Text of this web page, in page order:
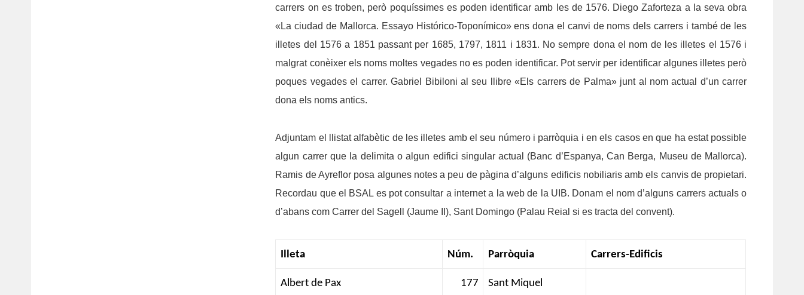
carrers on es troben, però poquíssimes es poden identificar amb les de 1576. Diego Zaforteza a la seva obra
«La ciudad de Mallorca. Essayo Histórico-Toponímico» ens dona el canvi de noms dels carrers i també de les
illetes del 1576 a 1851 passant per 1685, 1797, 1811 i 1831. No sempre dona el nom de les illetes el 1576 i
malgrat conèixer els noms moltes vegades no es poden identificar. Pot servir per identificar algunes illetes però
poques vegades el carrer. Gabriel Bibiloni al seu llibre «Els carrers de Palma» junt al nom actual d’un carrer
dona els noms antics.
Adjuntam el llistat alfabètic de les illetes amb el seu número i parròquia i en els casos en que ha estat possible
algun carrer que la delimita o algun edifici singular actual (Banc d’Espanya, Can Berga, Museu de Mallorca).
Ramis de Ayreflor posa algunes notes a peu de pàgina d’alguns edificis nobiliaris amb els canvis de propietari.
Recordau que el BSAL es pot consultar a internet a la web de la UIB. Donam el nom d’alguns carrers actuals o
d’abans com Carrer del Sagell (Jaume II), Sant Domingo (Palau Reial si es tracta del convent).
Illeta Núm. Parròquia Carrers-Edificis
Albert de Pax 177 Sant Miquel